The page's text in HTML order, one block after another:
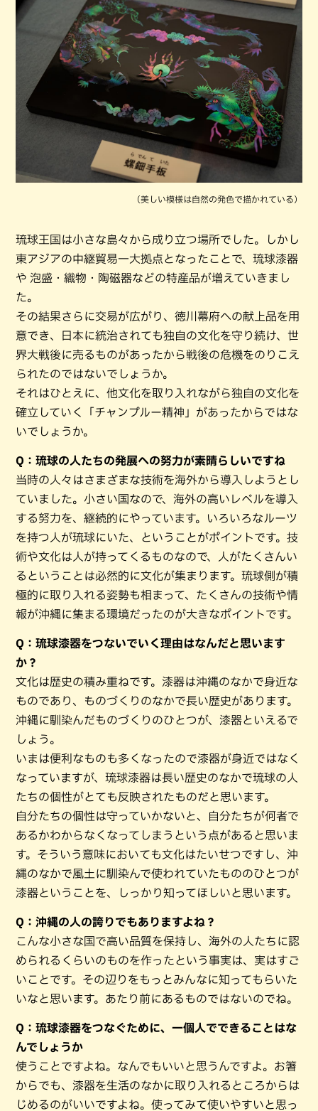
（美しい模様は自然の発色で描かれている）
琉球王国は小さな島々から成り立つ場所でした。しかし
東アジアの中継貿易一大拠点となったことで、琉球漆器
や 泡盛・織物・陶磁器などの特産品が増えていきまし
た。
その結果さらに交易が広がり、徳川幕府への献上品を用
意でき、日本に統治されても独自の文化を守り続け、世
界大戦後に売るものがあったから戦後の危機をのりこえ
られたのではないでしょうか。
それはひとえに、他文化を取り入れながら独自の文化を
確立していく「チャンプルー精神」があったからではな
いでしょうか。
Q：琉球の人たちの発展への努力が素晴らしいですね
当時の人々はさまざまな技術を海外から導入しようとし
ていました。小さい国なので、海外の高いレベルを導入
する努力を、継続的にやっています。いろいろなルーツ
を持つ人が琉球にいた、ということがポイントです。技
術や文化は人が持ってくるものなので、人がたくさんい
るということは必然的に文化が集まります。琉球側が積
極的に取り入れる姿勢も相まって、たくさんの技術や情
報が沖縄に集まる環境だったのが大きなポイントです。
Q：琉球漆器をつないでいく理由はなんだと思います
か？
文化は歴史の積み重ねです。漆器は沖縄のなかで身近な
ものであり、ものづくりのなかで長い歴史があります。
沖縄に馴染んだものづくりのひとつが、漆器といえるで
しょう。
いまは便利なものも多くなったので漆器が身近ではなく
なっていますが、琉球漆器は長い歴史のなかで琉球の人
たちの個性がとても反映されたものだと思います。
自分たちの個性は守っていかないと、自分たちが何者で
あるかわからなくなってしまうという点があると思いま
す。そういう意味においても文化はたいせつですし、沖
縄のなかで風土に馴染んで使われていたもののひとつが
漆器ということを、しっかり知ってほしいと思います。
Q：沖縄の人の誇りでもありますよね？
こんな小さな国で高い品質を保持し、海外の人たちに認
められるくらいのものを作ったという事実は、実はすご
いことです。その辺りをもっとみんなに知ってもらいた
いなと思います。あたり前にあるものではないのでね。
Q：琉球漆器をつなぐために、一個人でできることはな
んでしょうか
使うことですよね。なんでもいいと思うんですよ。お箸
からでも、漆器を生活のなかに取り入れるところからは
じめるのがいいですよね。使ってみて使いやすいと思っ